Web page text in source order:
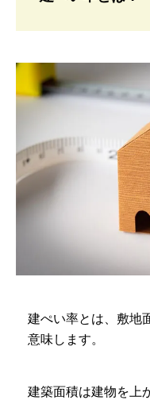
建ぺい率とは、敷地
意味します。
建築面積は建物を上